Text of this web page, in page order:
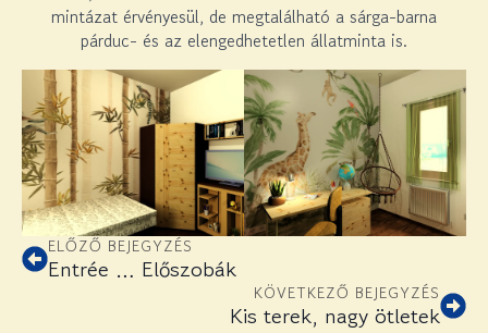
mintázat érvényesül, de megtalálható a sárga-barna
párduc- és az elengedhetetlen állatminta is.
ELŐZŐ BEJEGYZÉS
Entrée … Előszobák
KÖVETKEZŐ BEJEGYZÉS
Kis terek, nagy ötletek